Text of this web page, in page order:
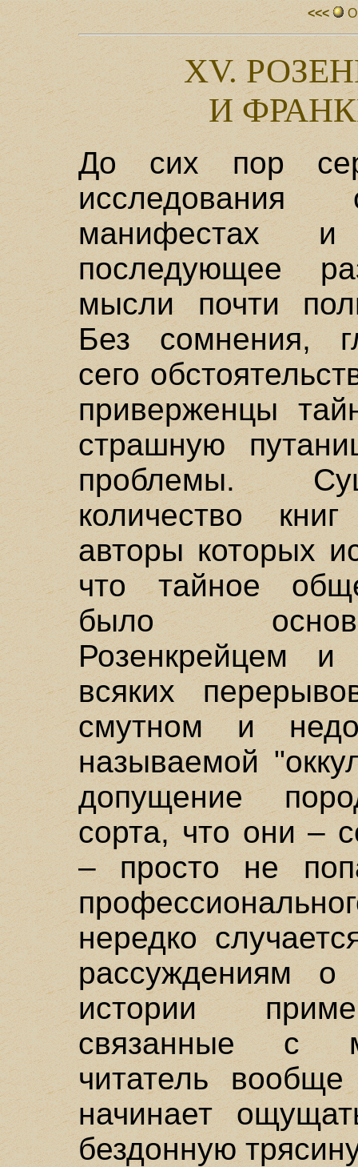
<<<
XV.
И
До сих пор
исследования
манифестах
последующее
мысли почти
Без сомнения,
сего
приверженцы
страшную
проблемы.
количество
авторы которых
что тайное
было
Розенкрейцем и
всяких
смутном и
называемой
допущение
сорта, что они –
– просто не
нередко
рассуждениям о
истории
связанные с
читатель
начинает
бездонную